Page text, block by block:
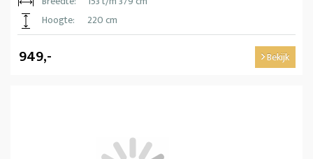
Hoogte:
220 cm
949,- Bekijk